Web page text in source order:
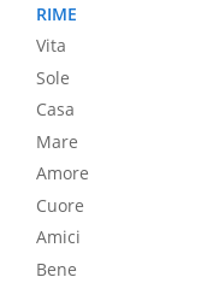
RIME
Vita
Sole
Casa
Mare
Amore
Cuore
Amici
Bene